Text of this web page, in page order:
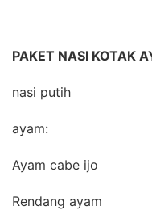
PAKET NASI KOTAK
nasi putih
ayam:
Ayam cabe ijo
Rendang ayam